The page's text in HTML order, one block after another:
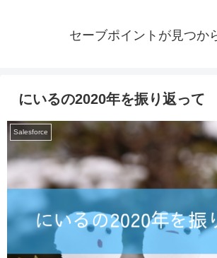
セーブポイントが見つか
にいるの2020年を振り返って
Salesforce